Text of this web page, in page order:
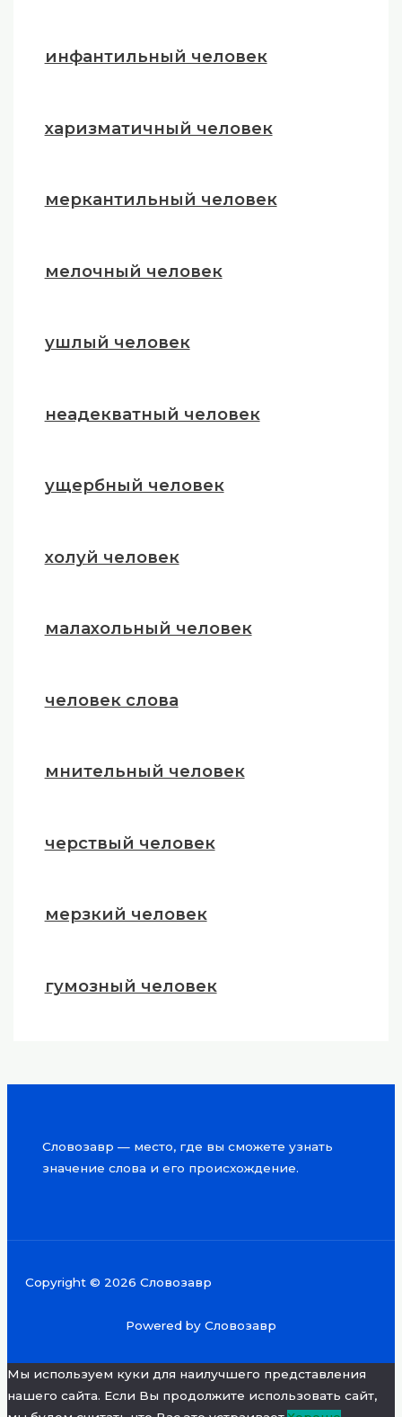
инфантильный человек
харизматичный человек
меркантильный человек
мелочный человек
ушлый человек
неадекватный человек
ущербный человек
холуй человек
малахольный человек
человек слова
мнительный человек
черствый человек
мерзкий человек
гумозный человек
Словозавр — место, где вы сможете узнать
значение слова и его происхождение.
Copyright © 2026 Словозавр
Powered by Словозавр
Мы используем куки для наилучшего представления
нашего сайта. Если Вы продолжите использовать сайт,